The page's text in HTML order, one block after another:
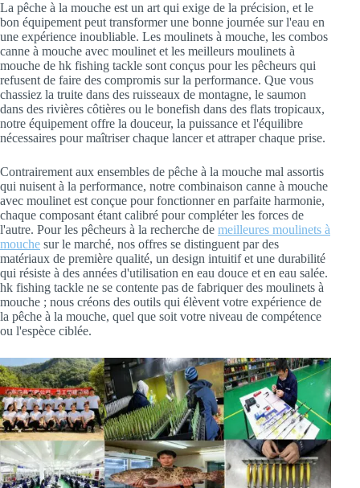
La pêche à la mouche est un art qui exige de la précision, et le
bon équipement peut transformer une bonne journée sur l'eau en
une expérience inoubliable. Les moulinets à mouche, les combos
canne à mouche avec moulinet et les meilleurs moulinets à
mouche de hk fishing tackle sont conçus pour les pêcheurs qui
refusent de faire des compromis sur la performance. Que vous
chassiez la truite dans des ruisseaux de montagne, le saumon
dans des rivières côtières ou le bonefish dans des flats tropicaux,
notre équipement offre la douceur, la puissance et l'équilibre
nécessaires pour maîtriser chaque lancer et attraper chaque prise.
Contrairement aux ensembles de pêche à la mouche mal assortis
qui nuisent à la performance, notre combinaison canne à mouche
avec moulinet est conçue pour fonctionner en parfaite harmonie,
chaque composant étant calibré pour compléter les forces de
l'autre. Pour les pêcheurs à la recherche de meilleures moulinets à
mouche sur le marché, nos offres se distinguent par des
matériaux de première qualité, un design intuitif et une durabilité
qui résiste à des années d'utilisation en eau douce et en eau salée.
hk fishing tackle ne se contente pas de fabriquer des moulinets à
mouche ; nous créons des outils qui élèvent votre expérience de
la pêche à la mouche, quel que soit votre niveau de compétence
ou l'espèce ciblée.